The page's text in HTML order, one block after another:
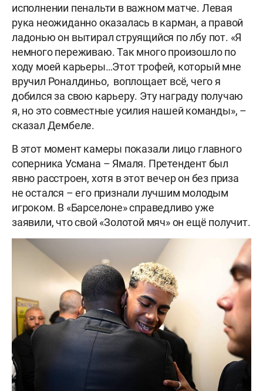
исполнении пенальти в важном матче. Левая
рука неожиданно оказалась в карман, а правой
ладонью он вытирал струящийся по лбу пот. «Я
немного переживаю. Так много произошло по
ходу моей карьеры…Этот трофей, который мне
вручил Роналдиньо, воплощает всё, чего я
добился за свою карьеру. Эту награду получаю
я, но это совместные усилия нашей команды», –
сказал Дембеле.
В этот момент камеры показали лицо главного
соперника Усмана – Ямаля. Претендент был
явно расстроен, хотя в этот вечер он без приза
не остался – его признали лучшим молодым
игроком. В «Барселоне» справедливо уже
заявили, что свой «Золотой мяч» он ещё получит.